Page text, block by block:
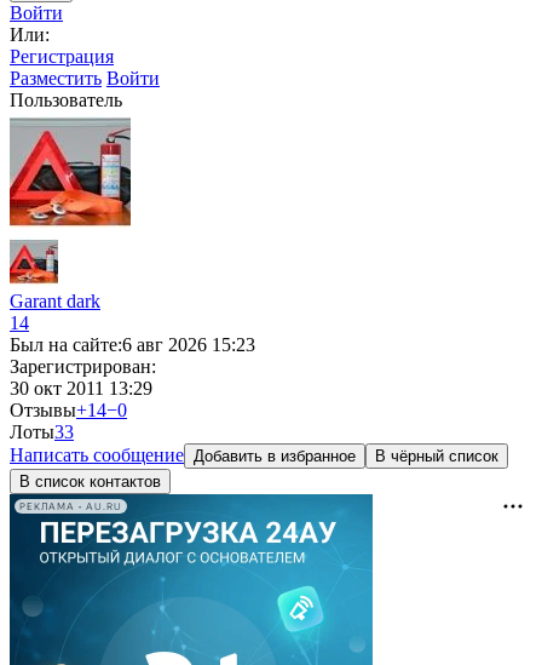
Войти
Или:
Регистрация
Разместить Войти
Пользователь
Garant dark
14
Был на сайте:6 авг 2026 15:23
Зарегистрирован:
30 окт 2011 13:29
Отзывы+14−0
Лоты33
Написать сообщение Добавить в избранное
В чёрный список
В список контактов
РЕКЛАМА • AU.RU